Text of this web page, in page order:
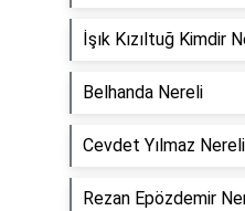
İşık Kızıltuğ Kimdir
Belhanda Nereli
Cevdet Yılmaz Nereli
Rezan Epözdemir